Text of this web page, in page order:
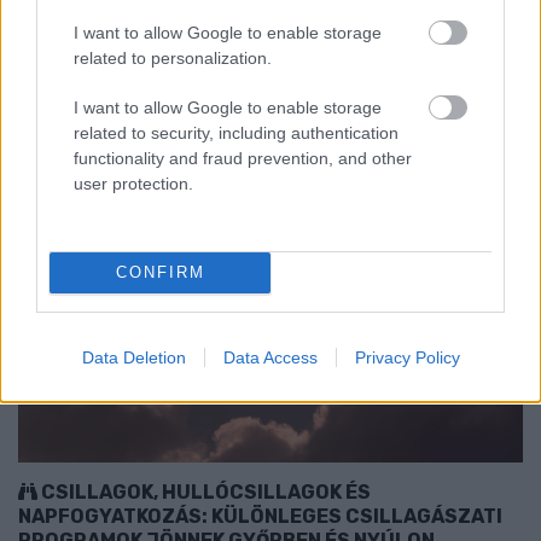
I want to allow Google to enable storage
related to personalization.
I want to allow Google to enable storage
related to security, including authentication
functionality and fraud prevention, and other
user protection.
CONFIRM
Data Deletion Data Access Privacy Policy
CSILLAGOK, HULLÓCSILLAGOK ÉS
NAPFOGYATKOZÁS: KÜLÖNLEGES CSILLAGÁSZATI